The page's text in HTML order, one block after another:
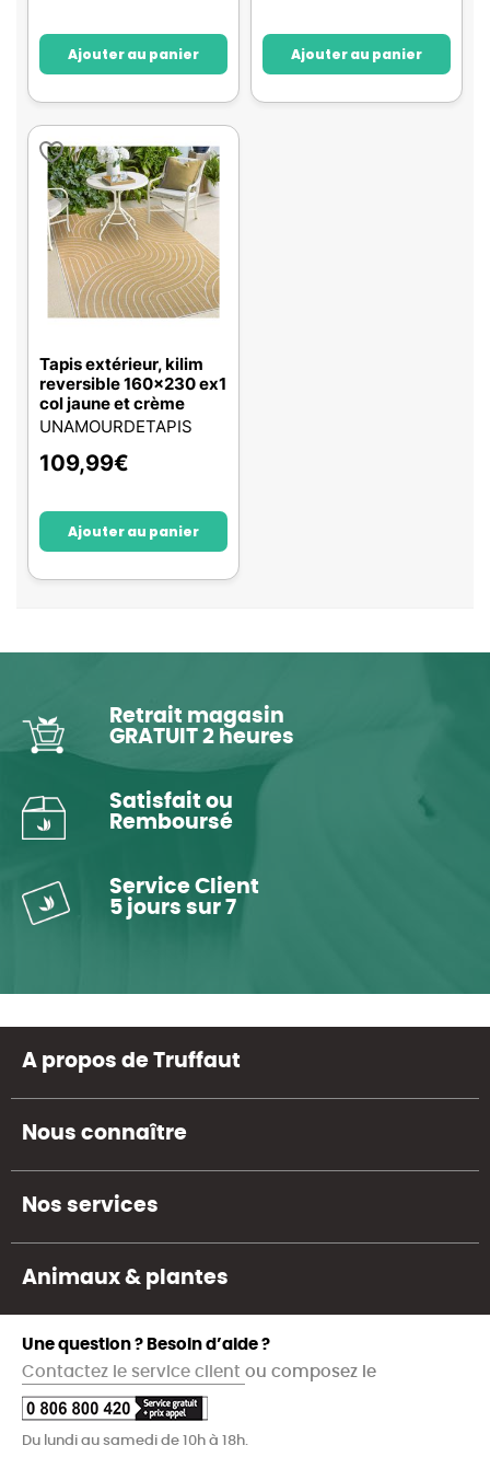
Ajouter au panier Ajouter au panier
Tapis extérieur, kilim
reversible 160x230 ex1
col jaune et crème
UNAMOURDETAPIS
109,99€
Ajouter au panier
Retrait magasin
GRATUIT 2 heures
Satisfait ou
Remboursé
Service Client
5 jours sur 7
A propos de Truffaut
Nous connaître
Nos services
Animaux & plantes
Une question ? Besoin d’aide ?
Contactez le service client ou composez le
Du lundi au samedi de 10h à 18h.